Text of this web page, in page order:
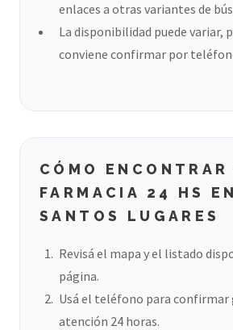
enlaces a otras variantes de
La disponibilidad puede variar,
conviene confirmar por
CÓMO ENCONTRAR
FARMACIA 24 HS EN
SANTOS LUGARES
Revisá el mapa y el listado
página.
Usá el teléfono para confirmar
atención 24 horas.